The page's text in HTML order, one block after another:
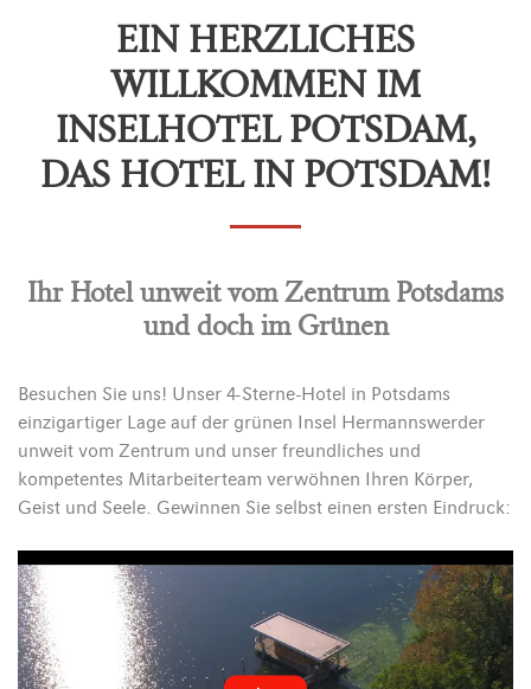
EIN HERZLICHES
WILLKOMMEN IM
INSELHOTEL POTSDAM,
DAS HOTEL IN POTSDAM!
Ihr Hotel unweit vom Zentrum Potsdams
und doch im Grünen
Besuchen Sie uns! Unser 4-Sterne-Hotel in Potsdams
einzigartiger Lage auf der grünen Insel Hermannswerder
unweit vom Zentrum und unser freundliches und
kompetentes Mitarbeiterteam verwöhnen Ihren Körper,
Geist und Seele. Gewinnen Sie selbst einen ersten Eindruck: